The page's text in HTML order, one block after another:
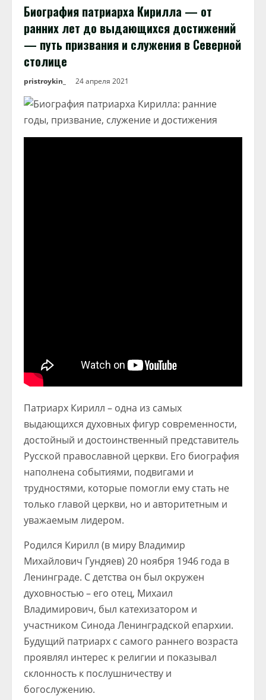
Биография патриарха Кирилла — от
ранних лет до выдающихся достижений
— путь призвания и служения в Северной
столице
pristroykin_ 24 апреля 2021
Патриарх Кирилл – одна из самых
выдающихся духовных фигур современности,
достойный и достоинственный представитель
Русской православной церкви. Его биография
наполнена событиями, подвигами и
трудностями, которые помогли ему стать не
только главой церкви, но и авторитетным и
уважаемым лидером.
Родился Кирилл (в миру Владимир
Михайлович Гундяев) 20 ноября 1946 года в
Ленинграде. С детства он был окружен
духовностью – его отец, Михаил
Владимирович, был катехизатором и
участником Синода Ленинградской епархии.
Будущий патриарх с самого раннего возраста
проявлял интерес к религии и показывал
склонность к послушничеству и
богослужению.